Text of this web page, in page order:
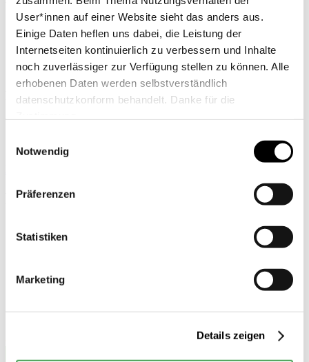
User*innen auf einer Website sieht das anders aus.
Einige Daten heflen uns dabei, die Leistung der
Internetseiten kontinuierlich zu verbessern und Inhalte
noch zuverlässiger zur Verfügung stellen zu können. Alle
erhobenen Daten werden selbstverständlich
datenschutzkonform behandelt. Danke für die
Notwendig
Präferenzen
Statistiken
Marketing
Details zeigen
Rüdiger Hüls
Verband Deutscher Sporttaucher
Sportdirektor
Partner